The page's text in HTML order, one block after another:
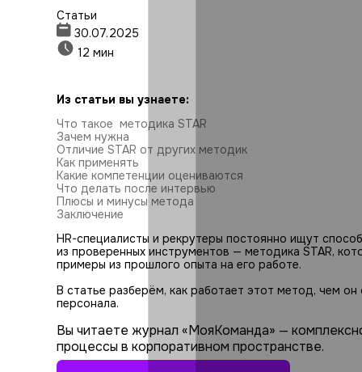
Статьи
30.07.2025
12 мин
Из статьи вы узнаете:
Что такое методика STAR
Зачем нужна
Отличие STAR от других методик
Как применять
Какие компетенции оцениваются
Что делать после интервью
Плюсы и минусы метода
Заключение
HR-специалисты и рекрутеры постоянно ищут
из проверенных инструментов — методика STAR,
примеры из прошлого опыта на его работе.
В статье разберём, как работает этот метод, чем
персонала.
Вы читаете журнал «МояКоманда» —
процессы в корпоративном пространстве.